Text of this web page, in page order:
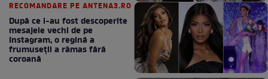
RECOMANDARE PE ANTENA3.RO
După ce i-au fost descoperite
mesajele vechi de pe
Instagram, o regină a
frumuseții a rămas fără
coroană